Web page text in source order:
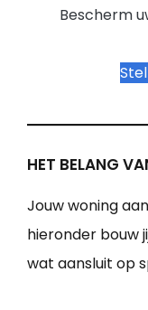
Bescherm
HET BELANG
Jouw woning
hieronder bouw
wat aansluit op